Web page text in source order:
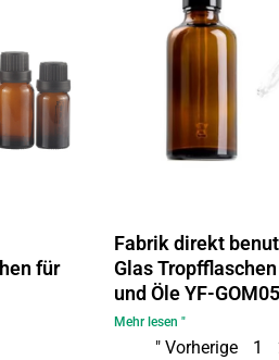
für
Fabrik direkt
Glas
und Öle YF-
Mehr lesen "
" Vorherige 1